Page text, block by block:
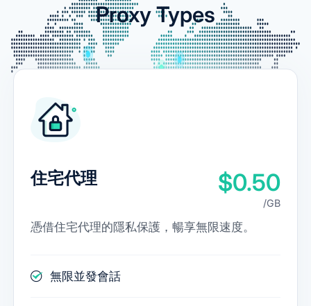
Proxy Types
住宅代理 $0.50
/GB
憑借住宅代理的隱私保護，暢享無限速度。
無限並發會話